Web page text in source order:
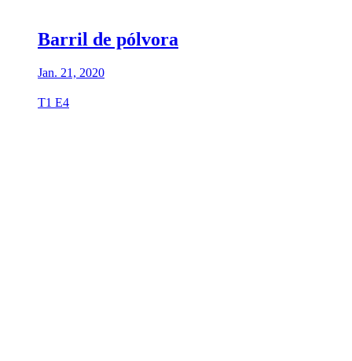
Barril de pólvora
Jan. 21, 2020
T1 E4